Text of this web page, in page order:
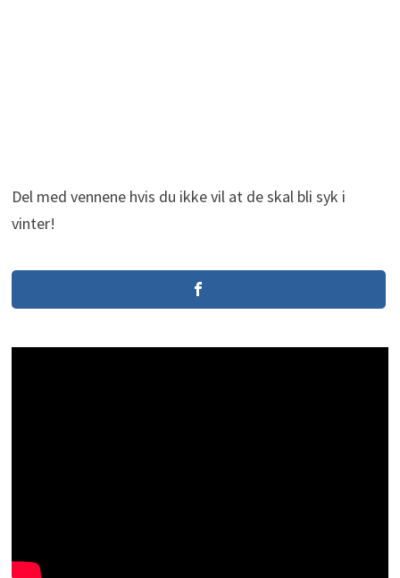
Del med vennene hvis du ikke vil at de skal bli syk i
vinter!